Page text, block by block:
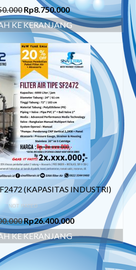
Rp8.750.000
KE KERANJANG
(KAPASITAS INDUSTRI)
NOT RATED
Rp26.400.000
KE KERANJANG